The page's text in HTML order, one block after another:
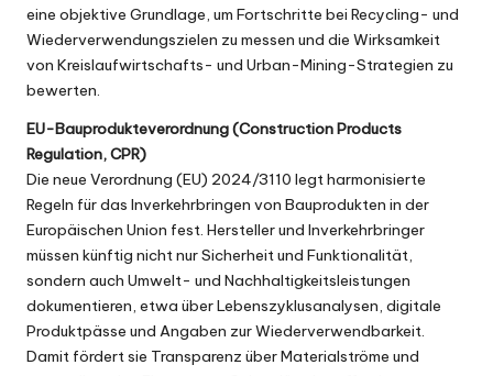
eine objektive Grundlage, um Fortschritte bei Recycling- und
Wiederverwendungszielen zu messen und die Wirksamkeit
von Kreislaufwirtschafts- und Urban-Mining-Strategien zu
bewerten.
EU-Bauprodukteverordnung (Construction Products
Regulation, CPR)
Die neue Verordnung (EU) 2024/3110 legt harmonisierte
Regeln für das Inverkehrbringen von Bauprodukten in der
Europäischen Union fest. Hersteller und Inverkehrbringer
müssen künftig nicht nur Sicherheit und Funktionalität,
sondern auch Umwelt- und Nachhaltigkeitsleistungen
dokumentieren, etwa über Lebenszyklusanalysen, digitale
Produktpässe und Angaben zur Wiederverwendbarkeit.
Damit fördert sie Transparenz über Materialströme und